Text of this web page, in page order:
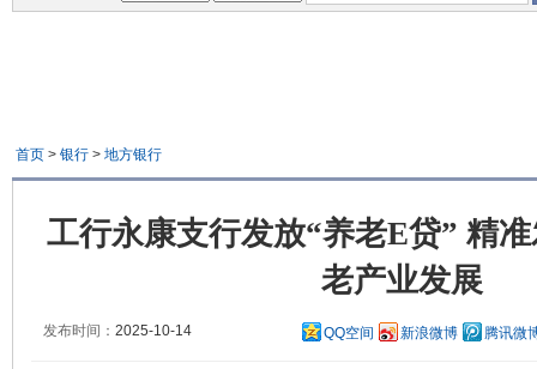
首页> 银行> 地方银行
工行永康支行发放“养老E贷” 精
老产业发展
发布时间： 2025-10-14 QQ空间 新浪微博 腾讯微